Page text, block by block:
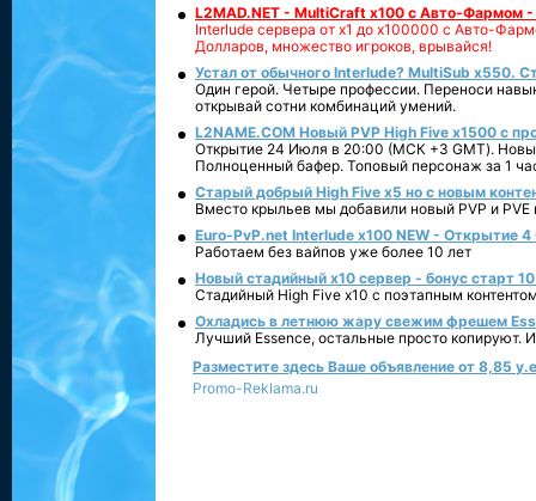
L2MAD.NET - MultiCraft x100 с Авто-Фармом
Interlude сервера от х1 до х100000 с Авто-
Долларов, множество игроков, врывайся!
Устал от обычного Interlude? MultiSub x550.
Один герой. Четыре профессии. Переноси
открывай сотни комбинаций умений.
L2NAME.COM Новый PVP High Five x1500 с
Открытие 24 Июля в 20:00 (МСК +3 GMT).
Полноценный бафер. Топовый персонаж за 1
Старый добрый High Five x5 но с новым
Вместо крыльев мы добавили новый PVP и PVE
Euro-PvP.net Interlude х100 NEW - Открытие 4
Работаем без вайпов уже более 10 лет
Новый стадийный х10 сервер - бонус старт
Стадийный High Five x10 с поэтапным
Охладись в летнюю жару свежим фрешем
Лучший Essence, остальные просто копируют.
Разместите здесь Ваше объявление от 8,85
Promo-Reklama.ru